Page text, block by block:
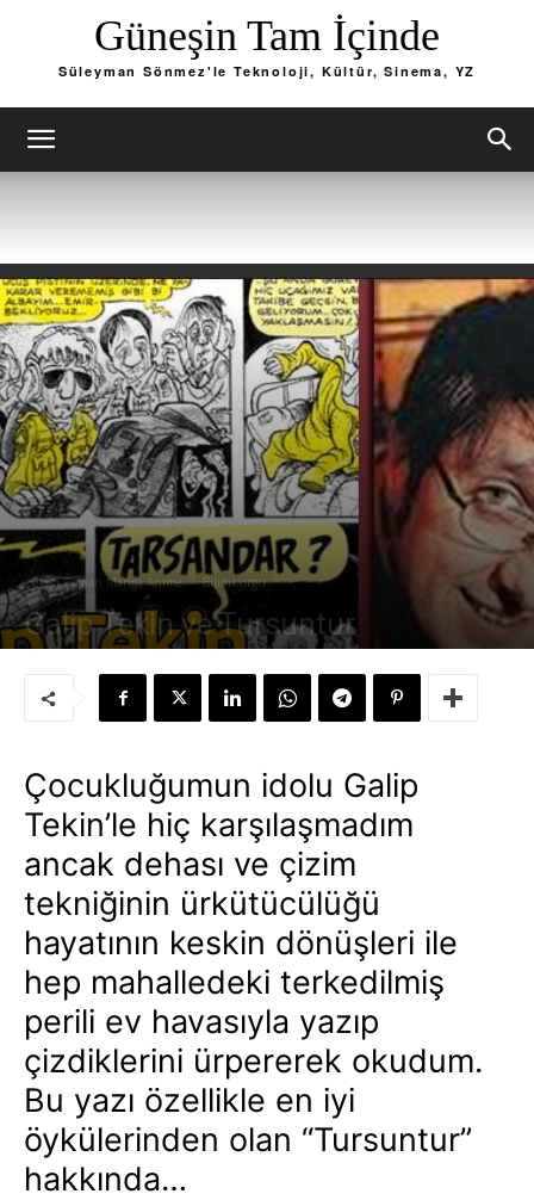
Güneşin Tam İçinde
Süleyman Sönmez'le Teknoloji, Kültür, Sinema, YZ
Çizgi Roman Manga Anime Bilimkurgu
Galip Tekin ve Tursuntur
Çocukluğumun idolu Galip
Tekin’le hiç karşılaşmadım
ancak dehası ve çizim
tekniğinin ürkütücülüğü
hayatının keskin dönüşleri ile
hep mahalledeki terkedilmiş
perili ev havasıyla yazıp
çizdiklerini ürpererek okudum.
Bu yazı özellikle en iyi
öykülerinden olan “Tursuntur”
hakkında…